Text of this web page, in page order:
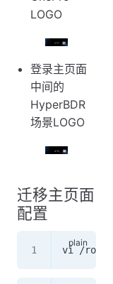
LOGO
登录主页面
中间的
HyperBDR
场景LOGO
迁移主页面
配置
vi /root/